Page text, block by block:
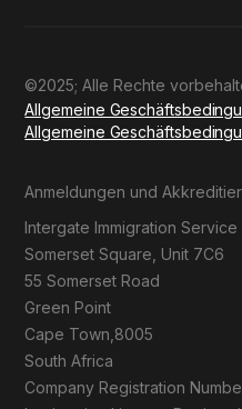
©2025; Alle Rechte
Allgemeine
Allgemeine
Anmeldungen und
Intergate Immigration Service
Somerset Square, Unit 7C6
55 Somerset Road
Green Point
Cape Town,8005
South Africa
Company Registration